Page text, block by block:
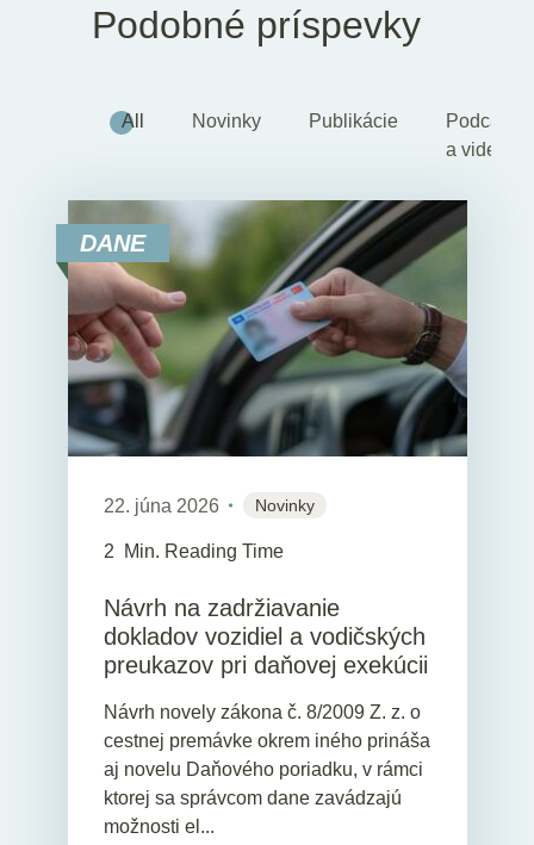
Podobné príspevky
All Novinky Publikácie
Podcasty
a videá
DANE
22. júna 2026 Novinky
2 Min. Reading Time
Návrh na zadržiavanie
dokladov vozidiel a vodičských
preukazov pri daňovej exekúcii
Návrh novely zákona č. 8/2009 Z. z. o
cestnej premávke okrem iného prináša
aj novelu Daňového poriadku, v rámci
ktorej sa správcom dane zavádzajú
možnosti el...